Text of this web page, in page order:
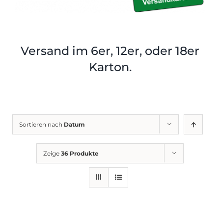
Versand im 6er, 12er, oder 18er
Karton.
Sortieren nach Datum
Zeige 36 Produkte